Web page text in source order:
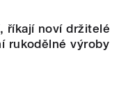
říkají noví držitelé
rukodělné výroby